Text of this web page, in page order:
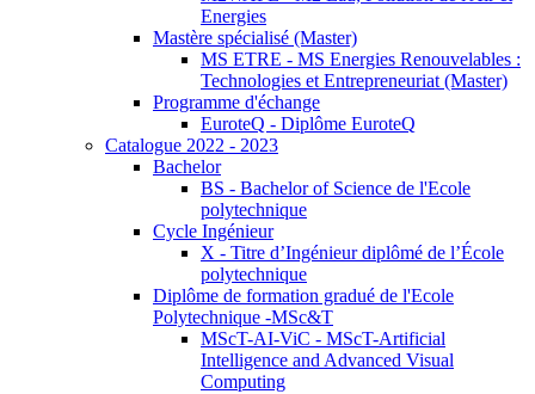
Energies
Mastère spécialisé (Master)
MS ETRE - MS Energies Renouvelables :
Technologies et Entrepreneuriat (Master)
Programme d'échange
EuroteQ - Diplôme EuroteQ
Catalogue 2022 - 2023
Bachelor
BS - Bachelor of Science de l'Ecole
polytechnique
Cycle Ingénieur
X - Titre d’Ingénieur diplômé de l’École
polytechnique
Diplôme de formation gradué de l'Ecole
Polytechnique -MSc&T
MScT-AI-ViC - MScT-Artificial
Intelligence and Advanced Visual
Computing